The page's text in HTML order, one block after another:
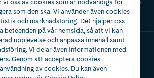
som den ska. Vi använder även cookies
och marknadsföring. Det hjälper oss
beteenden på vår hemsida, så att vi kan
upplevelse och anpassa innehåll samt
Vi delar även informationen med
Genom att acceptera cookies
av cookies. Du kan även